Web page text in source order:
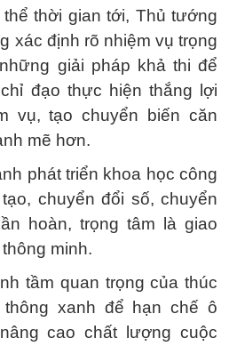
thời gian tới, Thủ tướng
xác định rõ nhiệm vụ trọng
giải pháp khả thi để
đạo thực hiện thắng lợi
vụ, tạo chuyển biến căn
mẽ hơn.
phát triển khoa học công
chuyển đổi số, chuyển
hoàn, trọng tâm là giao
minh.
tầm quan trọng của thúc
xanh để hạn chế ô
cao chất lượng cuộc